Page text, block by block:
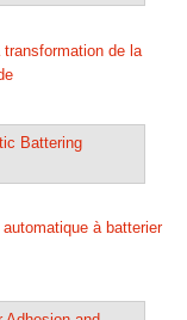
de la
à batterier